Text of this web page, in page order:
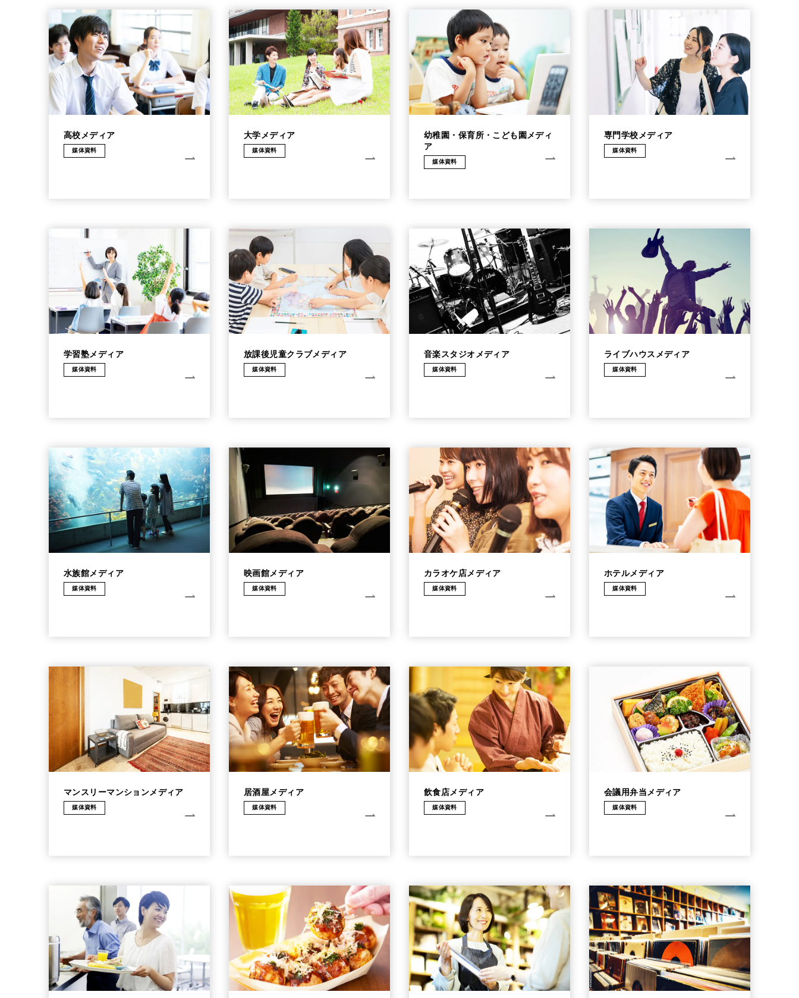
高校メディア
媒体資料
大学メディア
媒体資料
幼稚園・保育所・こども園メディ
ア
媒体資料
専門学校メディア
媒体資料
学習塾メディア
媒体資料
放課後児童クラブメディア
媒体資料
音楽スタジオメディア
媒体資料
ライブハウスメディア
媒体資料
水族館メディア
媒体資料
映画館メディア
媒体資料
カラオケ店メディア
媒体資料
ホテルメディア
媒体資料
マンスリーマンションメディア
媒体資料
居酒屋メディア
媒体資料
飲食店メディア
媒体資料
会議用弁当メディア
媒体資料